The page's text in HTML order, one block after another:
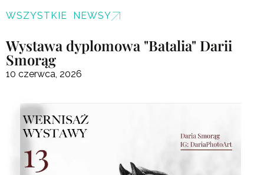
WSZYSTKIE NEWSY
Wystawa dyplomowa "Batalia" Darii
Smorąg
10 czerwca, 2026